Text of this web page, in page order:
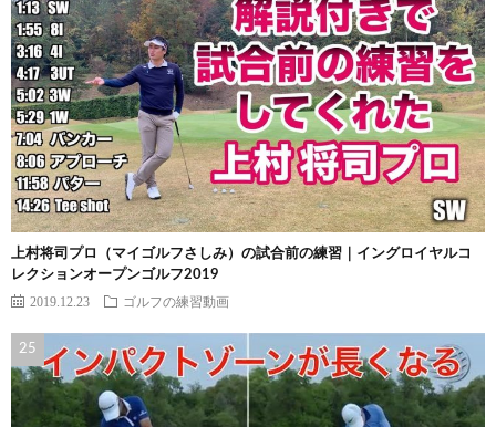
上村将司プロ（マイゴルフさしみ）の試合前の練習｜イングロイヤルコ
レクションオープンゴルフ2019
2019.12.23 ゴルフの練習動画